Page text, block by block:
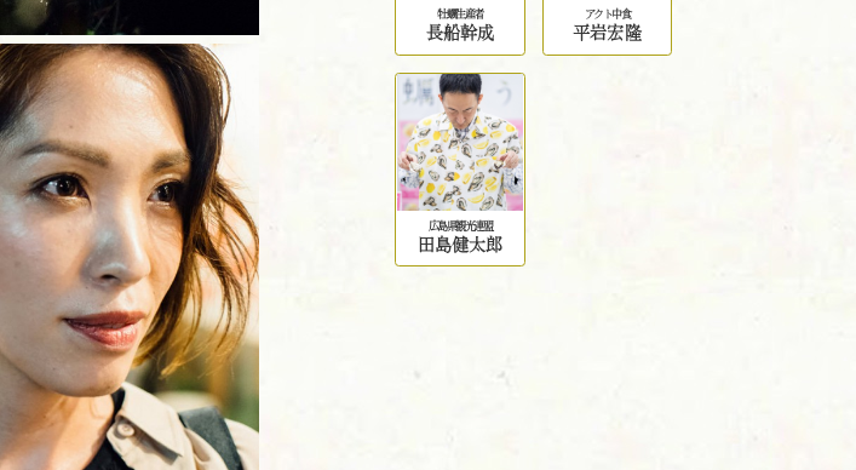
牡蠣生産者
長船幹成
アクト中食
平岩宏隆
広島県観光連盟
田島健太郎